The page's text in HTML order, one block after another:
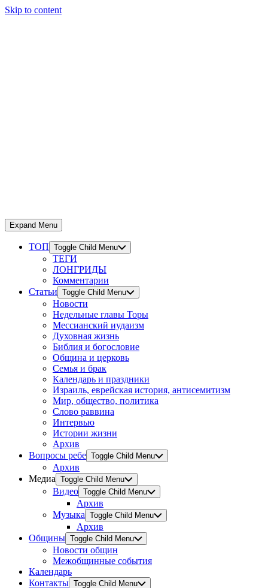
Skip to content
Expand Menu
ТОП Toggle Child Menu
ТЕГИ
ЛОНГРИДЫ
Комментарии
Статьи Toggle Child Menu
Новости
Недельные главы Торы
Мессианский иудаизм
Духовная жизнь
Библия и богословие
Община и церковь
Семья и брак
Календарь и праздники
Израиль, еврейская история, антисемитизм
Мир, общество, политика
Слово раввина
Интервью
Истории жизни
Архив
Вопросы ребе Toggle Child Menu
Архив
Медиа Toggle Child Menu
Видео Toggle Child Menu
Архив
Музыка Toggle Child Menu
Архив
Общины Toggle Child Menu
Новости общин
Межобщинные события
Календарь
Контакты Toggle Child Menu